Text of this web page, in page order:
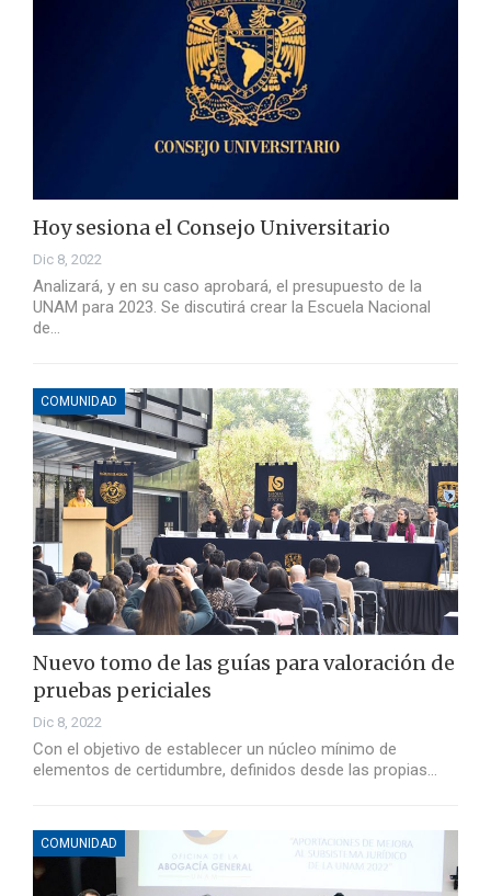
Hoy sesiona el Consejo Universitario
Dic 8, 2022
Analizará, y en su caso aprobará, el presupuesto de la
UNAM para 2023. Se discutirá crear la Escuela Nacional
de…
COMUNIDAD
Nuevo tomo de las guías para valoración de
pruebas periciales
Dic 8, 2022
Con el objetivo de establecer un núcleo mínimo de
elementos de certidumbre, definidos desde las propias…
COMUNIDAD